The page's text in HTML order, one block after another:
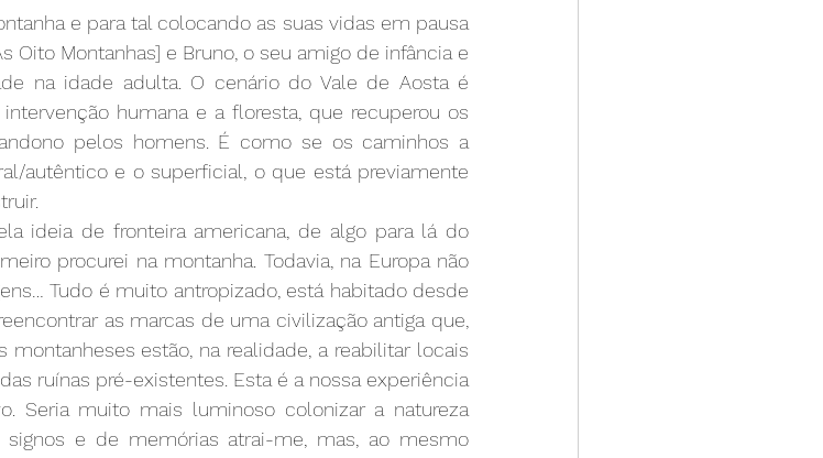
e para tal colocando as suas vidas em pausa
Oito Montanhas] e Bruno, o seu amigo de infância e
na idade adulta. O cenário do Vale de Aosta é
humana e a floresta, que recuperou os
pelos homens. É como se os caminhos a
autêntico e o superficial, o que está previamente
ideia de fronteira americana, de algo para lá do
procurei na montanha. Todavia, na Europa não
Tudo é muito antropizado, está habitado desde
as marcas de uma civilização antiga que,
montanheses estão, na realidade, a reabilitar locais
ruínas pré-existentes. Esta é a nossa experiência
Seria muito mais luminoso colonizar a natureza
e de memórias atrai-me, mas, ao mesmo